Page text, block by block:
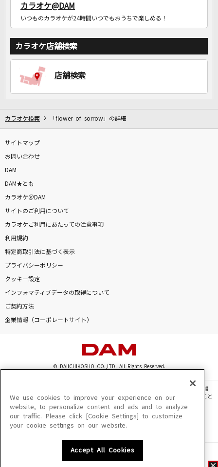
カラオケ@DAM
いつものカラオケが24時間いつでもおうちで楽しめる！
カラオケ店舗検索
店舗検索
カラオケ検索 「flower of sorrow」の詳細
サイトマップ
お問い合わせ
DAM
DAM★とも
カラオケ＠DAM
サイトのご利用について
カラオケご利用にあたっての注意事項
利用規約
特定商取引法に基づく表示
プライバシーポリシー
クッキー設定
インフォマティブデータの取得について
ご契約方法
企業情報（コーポレートサイト）
© DAIICHIKOSHO CO.,LTD. All Rights Reserved.
このサイトに掲載されている一切の文章・画像・写真・動画・音声等を、手段や形態
を問わず、著作権法の定める範囲を超えて無断で複製、転載、ファイル化などすること
を禁じます。
楽曲及びコンテンツは、機種によりご利用いただけない場合があります。
楽曲及びコンテンツの配信日、配信内容が変更になる場合があります。
We use cookies to improve your experience on our
website, to personalize content and ads and to analyze
our traffic. Please click [Cookie Settings] to customize
your cookie settings on our website.
Accept All Cookies